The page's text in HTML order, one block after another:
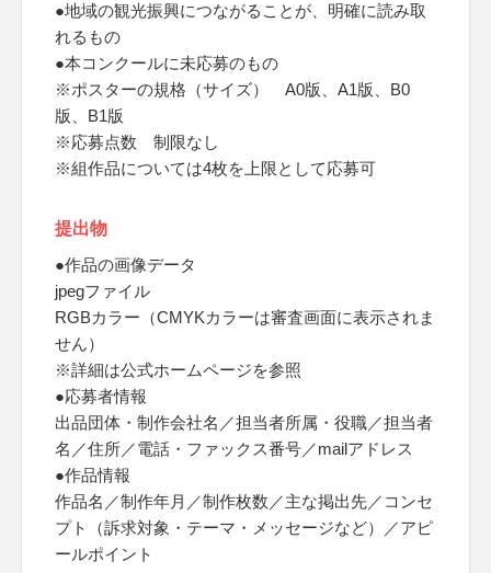
●地域の観光振興につながることが、明確に読み取
れるもの
●本コンクールに未応募のもの
※ポスターの規格（サイズ） A0版、A1版、B0
版、B1版
※応募点数 制限なし
※組作品については4枚を上限として応募可
提出物
●作品の画像データ
jpegファイル
RGBカラー（CMYKカラーは審査画面に表示されま
せん）
※詳細は公式ホームページを参照
●応募者情報
出品団体・制作会社名／担当者所属・役職／担当者
名／住所／電話・ファックス番号／mailアドレス
●作品情報
作品名／制作年月／制作枚数／主な掲出先／コンセ
プト（訴求対象・テーマ・メッセージなど）／アピ
ールポイント